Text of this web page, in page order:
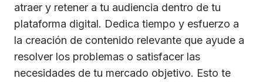
atraer y retener a tu audiencia dentro de tu
plataforma digital. Dedica tiempo y esfuerzo a
la creación de contenido relevante que ayude a
resolver los problemas o satisfacer las
necesidades de tu mercado objetivo. Esto te